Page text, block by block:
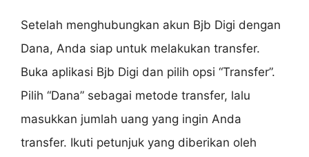
Setelah menghubungkan akun Bjb Digi dengan
Dana, Anda siap untuk melakukan transfer.
Buka aplikasi Bjb Digi dan pilih opsi “Transfer”.
Pilih “Dana” sebagai metode transfer, lalu
masukkan jumlah uang yang ingin Anda
transfer. Ikuti petunjuk yang diberikan oleh